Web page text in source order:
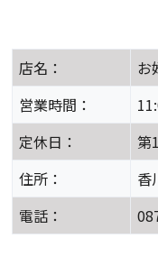
店名：
お
営業時間：
定休日：
第
住所：
香
電話：